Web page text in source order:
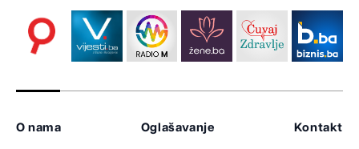
O nama Oglašavanje Kontakt